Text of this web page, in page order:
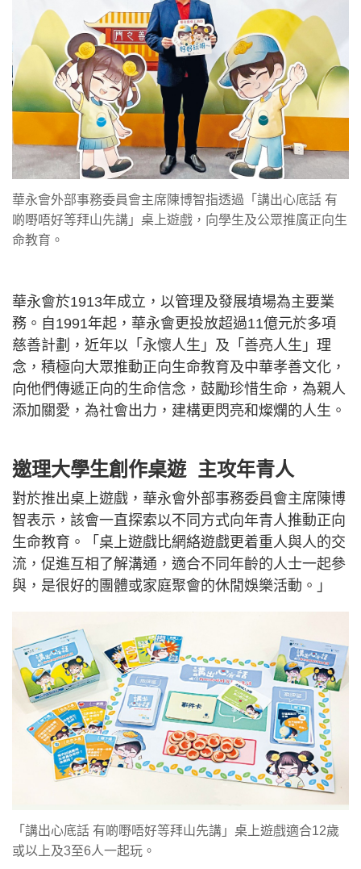
華永會外部事務委員會主席陳博智指透過「講出心底話 有
啲嘢唔好等拜山先講」桌上遊戲，向學生及公眾推廣正向生
命教育。
華永會於1913年成立，以管理及發展墳場為主要業
務。自1991年起，華永會更投放超過11億元於多項
慈善計劃，近年以「永懷人生」及「善亮人生」理
念，積極向大眾推動正向生命教育及中華孝善文化，
向他們傳遞正向的生命信念，鼓勵珍惜生命，為親人
添加關愛，為社會出力，建構更閃亮和燦爛的人生。
邀理大學生創作桌遊 主攻年青人
對於推出桌上遊戲，華永會外部事務委員會主席陳博
智表示，該會一直探索以不同方式向年青人推動正向
生命教育。「桌上遊戲比網絡遊戲更着重人與人的交
流，促進互相了解溝通，適合不同年齡的人士一起參
與，是很好的團體或家庭聚會的休閒娛樂活動。」
「講出心底話 有啲嘢唔好等拜山先講」桌上遊戲適合12歲
或以上及3至6人一起玩。